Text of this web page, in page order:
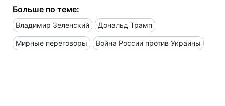
Больше по теме:
Владимир Зеленский Дональд Трамп
Мирные переговоры Война России против Украины